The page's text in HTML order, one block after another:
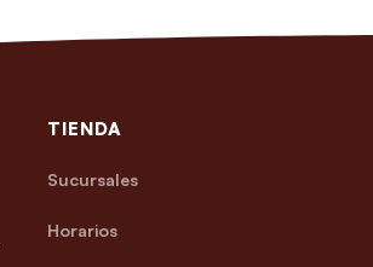
TIENDA
Sucursales
Horarios